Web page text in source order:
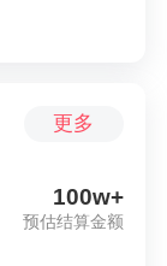
更多
100w+
预估结算金额